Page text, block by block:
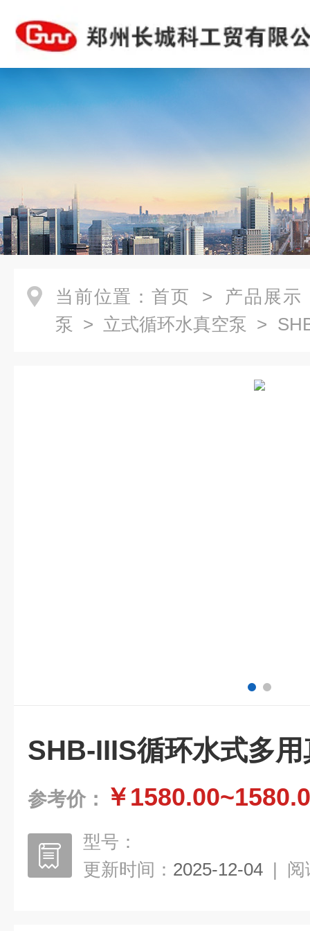
当前位置： 首页 > 产品展示
泵 > 立式循环水真空泵 >
SHB-IIIS循环水式多
参考价： ￥
型号：
更新时间： 2025-12-04 | 阅